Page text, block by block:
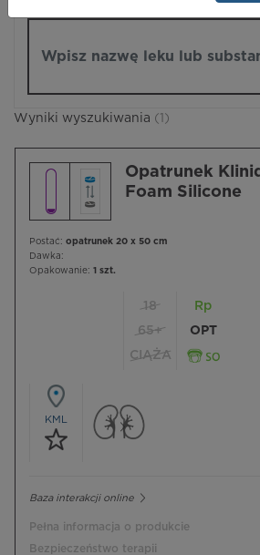
Wyniki wyszukiwania (1)
Opatrunek
Foam Silicone
Postać: opatrunek 20 x 50 cm
Dawka:
Opakowanie: 1 szt.
18
65+
CIĄŻA
Rp
OPT
KML
Baza interakcji online
Pełna informacja o produkcie
Bezpieczeństwo terapii